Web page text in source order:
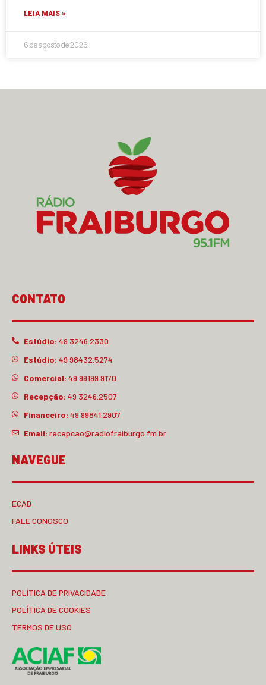
LEIA MAIS »
6 de agosto de 2026
CONTATO
Estúdio: 49 3246.2330
Estúdio: 49 98432.5274
Comercial: 49 99199.9170
Recepção: 49 3246.2507
Financeiro: 49 99841.2907
Email: recepcao@radiofraiburgo.fm.br
NAVEGUE
ECAD
FALE CONOSCO
LINKS ÚTEIS
POLÍTICA DE PRIVACIDADE
POLÍTICA DE COOKIES
TERMOS DE USO